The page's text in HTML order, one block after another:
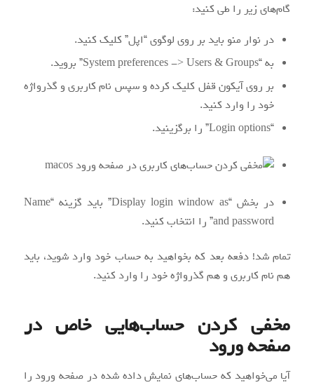
گام‌های زیر را طی کنید:
در نوار منو باید بر روی لوگوی “اپل” کلیک کنید.
به “System preferences -> Users & Groups” بروید.
بر روی آیکون قفل کلیک کرده و سپس نام کاربری و گذرواژه
خود را وارد کنید.
“Login options” را برگزینید.
در بخش “Display login window as” باید گزینه “Name
and password” را انتخاب کنید.
تمام شد! دفعه بعد که بخواهید به حساب خود وارد شوید، باید
هم نام کاربری و هم گذرواژه خود را وارد کنید.
مخفی کردن حساب‌هایی خاص در
صفحه ورود
آیا می‌خواهید که حساب‌های نمایش داده شده در صفحه ورود را